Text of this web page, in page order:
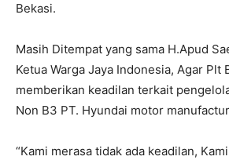
Bekasi.
Masih Ditempat yang sama H.Apud
Ketua Warga Jaya Indonesia, Agar Plt
memberikan keadilan terkait
Non B3 PT. Hyundai motor
“Kami merasa tidak ada keadilan,